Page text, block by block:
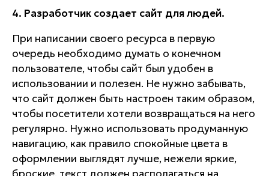
4. Разработчик создает сайт для людей.
При написании своего ресурса в первую
очередь необходимо думать о конечном
пользователе, чтобы сайт был удобен в
использовании и полезен. Не нужно забывать,
что сайт должен быть настроен таким образом,
чтобы посетители хотели возвращаться на него
регулярно. Нужно использовать продуманную
навигацию, как правило спокойные цвета в
оформлении выглядят лучше, нежели яркие,